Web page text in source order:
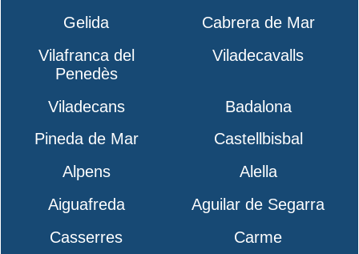
Gelida
Cabrera de Mar
Vilafranca del
Penedès
Viladecavalls
Viladecans
Badalona
Pineda de Mar
Castellbisbal
Alpens
Alella
Aiguafreda
Aguilar de Segarra
Casserres
Carme